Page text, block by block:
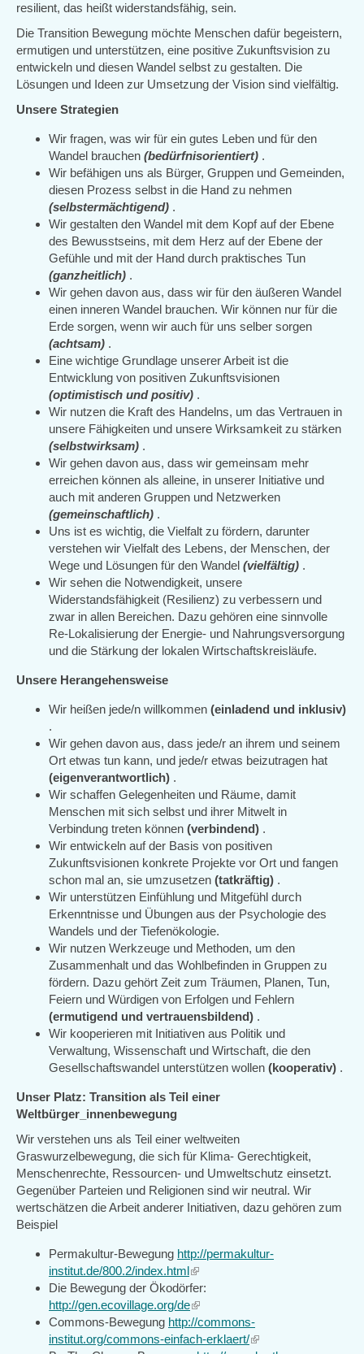
resilient, das heißt widerstandsfähig, sein.
Die Transition Bewegung möchte Menschen dafür begeistern,
ermutigen und unterstützen, eine positive Zukunftsvision zu
entwickeln und diesen Wandel selbst zu gestalten. Die
Lösungen und Ideen zur Umsetzung der Vision sind vielfältig.
Unsere Strategien
Wir fragen, was wir für ein gutes Leben und für den
Wandel brauchen (bedürfnisorientiert) .
Wir befähigen uns als Bürger, Gruppen und Gemeinden,
diesen Prozess selbst in die Hand zu nehmen
(selbstermächtigend) .
Wir gestalten den Wandel mit dem Kopf auf der Ebene
des Bewusstseins, mit dem Herz auf der Ebene der
Gefühle und mit der Hand durch praktisches Tun
(ganzheitlich) .
Wir gehen davon aus, dass wir für den äußeren Wandel
einen inneren Wandel brauchen. Wir können nur für die
Erde sorgen, wenn wir auch für uns selber sorgen
(achtsam) .
Eine wichtige Grundlage unserer Arbeit ist die
Entwicklung von positiven Zukunftsvisionen
(optimistisch und positiv) .
Wir nutzen die Kraft des Handelns, um das Vertrauen in
unsere Fähigkeiten und unsere Wirksamkeit zu stärken
(selbstwirksam) .
Wir gehen davon aus, dass wir gemeinsam mehr
erreichen können als alleine, in unserer Initiative und
auch mit anderen Gruppen und Netzwerken
(gemeinschaftlich) .
Uns ist es wichtig, die Vielfalt zu fördern, darunter
verstehen wir Vielfalt des Lebens, der Menschen, der
Wege und Lösungen für den Wandel (vielfältig) .
Wir sehen die Notwendigkeit, unsere
Widerstandsfähigkeit (Resilienz) zu verbessern und
zwar in allen Bereichen. Dazu gehören eine sinnvolle
Re-Lokalisierung der Energie- und Nahrungsversorgung
und die Stärkung der lokalen Wirtschaftskreisläufe.
Unsere Herangehensweise
Wir heißen jede/n willkommen (einladend und inklusiv)
.
Wir gehen davon aus, dass jede/r an ihrem und seinem
Ort etwas tun kann, und jede/r etwas beizutragen hat
(eigenverantwortlich) .
Wir schaffen Gelegenheiten und Räume, damit
Menschen mit sich selbst und ihrer Mitwelt in
Verbindung treten können (verbindend) .
Wir entwickeln auf der Basis von positiven
Zukunftsvisionen konkrete Projekte vor Ort und fangen
schon mal an, sie umzusetzen (tatkräftig) .
Wir unterstützen Einfühlung und Mitgefühl durch
Erkenntnisse und Übungen aus der Psychologie des
Wandels und der Tiefenökologie.
Wir nutzen Werkzeuge und Methoden, um den
Zusammenhalt und das Wohlbefinden in Gruppen zu
fördern. Dazu gehört Zeit zum Träumen, Planen, Tun,
Feiern und Würdigen von Erfolgen und Fehlern
(ermutigend und vertrauensbildend) .
Wir kooperieren mit Initiativen aus Politik und
Verwaltung, Wissenschaft und Wirtschaft, die den
Gesellschaftswandel unterstützen wollen (kooperativ) .
Unser Platz: Transition als Teil einer
Weltbürger_innenbewegung
Wir verstehen uns als Teil einer weltweiten
Graswurzelbewegung, die sich für Klima- Gerechtigkeit,
Menschenrechte, Ressourcen- und Umweltschutz einsetzt.
Gegenüber Parteien und Religionen sind wir neutral. Wir
wertschätzen die Arbeit anderer Initiativen, dazu gehören zum
Beispiel
Permakultur-Bewegung http://permakultur-
institut.de/800.2/index.html(link
is
external)
Die Bewegung der Ökodörfer:
http://gen.ecovillage.org/de(link
is
external)
Commons-Bewegung http://commons-
institut.org/commons-einfach-erklaert/(link